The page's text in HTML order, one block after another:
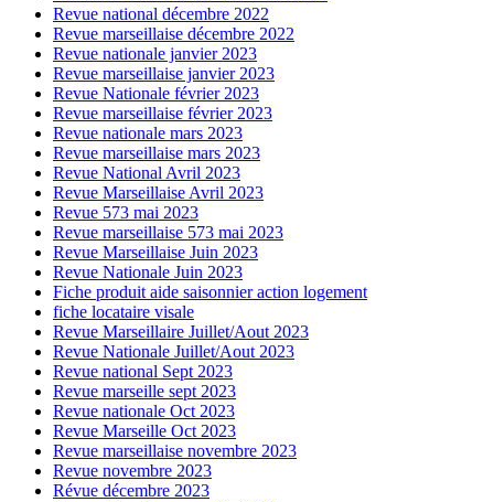
Revue national décembre 2022
Revue marseillaise décembre 2022
Revue nationale janvier 2023
Revue marseillaise janvier 2023
Revue Nationale février 2023
Revue marseillaise février 2023
Revue nationale mars 2023
Revue marseillaise mars 2023
Revue National Avril 2023
Revue Marseillaise Avril 2023
Revue 573 mai 2023
Revue marseillaise 573 mai 2023
Revue Marseillaise Juin 2023
Revue Nationale Juin 2023
Fiche produit aide saisonnier action logement
fiche locataire visale
Revue Marseillaire Juillet/Aout 2023
Revue Nationale Juillet/Aout 2023
Revue national Sept 2023
Revue marseille sept 2023
Revue nationale Oct 2023
Revue Marseille Oct 2023
Revue marseillaise novembre 2023
Revue novembre 2023
Révue décembre 2023